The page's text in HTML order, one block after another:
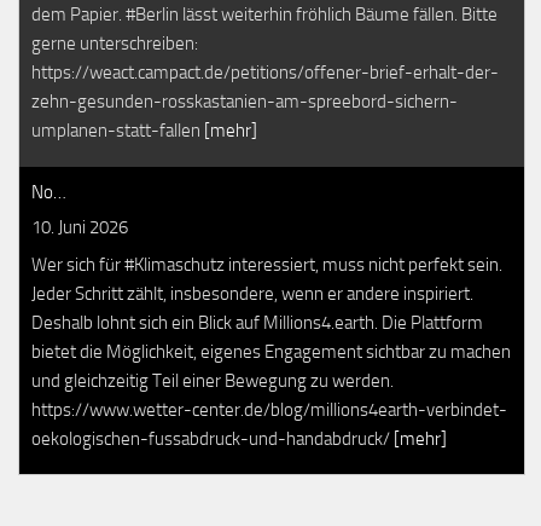
dem Papier. #Berlin lässt weiterhin fröhlich Bäume fällen. Bitte
gerne unterschreiben:
https://weact.campact.de/petitions/offener-brief-erhalt-der-
zehn-gesunden-rosskastanien-am-spreebord-sichern-
umplanen-statt-fallen [mehr]
No…
10. Juni 2026
Wer sich für #Klimaschutz interessiert, muss nicht perfekt sein.
Jeder Schritt zählt, insbesondere, wenn er andere inspiriert.
Deshalb lohnt sich ein Blick auf Millions4.earth. Die Plattform
bietet die Möglichkeit, eigenes Engagement sichtbar zu machen
und gleichzeitig Teil einer Bewegung zu werden.
https://www.wetter-center.de/blog/millions4earth-verbindet-
oekologischen-fussabdruck-und-handabdruck/ [mehr]